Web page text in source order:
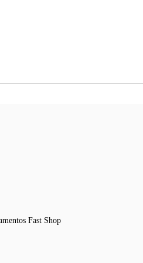
lugar!
Fast Shop